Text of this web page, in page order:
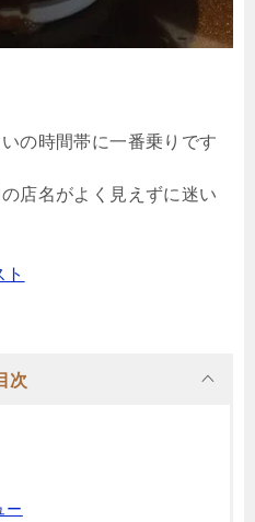
の時間帯に一番乗りです
店名がよく見えずに迷い
次
ー